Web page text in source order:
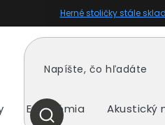
Herné stoličky stále
HĽADAŤ
Ergonómia Akustický